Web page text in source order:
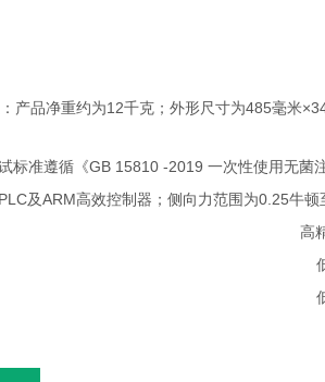
产品净重约为12千克；外形尺寸为485毫米
标准遵循《GB 15810 -2019 一次性使用无
及ARM高效控制器；侧向力范围为0.25牛
高